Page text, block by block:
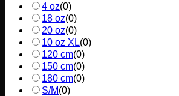
4 oz(0)
18 oz(0)
20 oz(0)
10 oz XL(0)
120 cm(0)
150 cm(0)
180 cm(0)
S/M(0)